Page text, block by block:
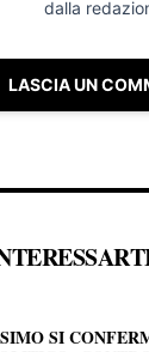
dalla
LASCIA UN
SI